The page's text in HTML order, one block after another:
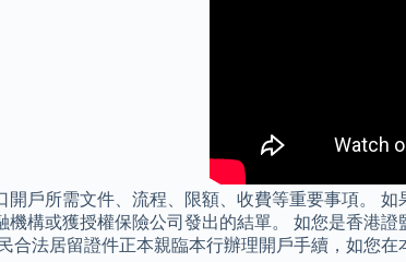
開戶所需文件、流程、限額、收費等重要事項。
機構或獲授權保險公司發出的結單。 如您是香港
合法居留證件正本親臨本行辦理開戶手續，如您